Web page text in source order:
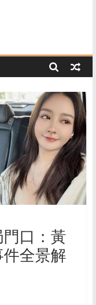
口：黃
全景解